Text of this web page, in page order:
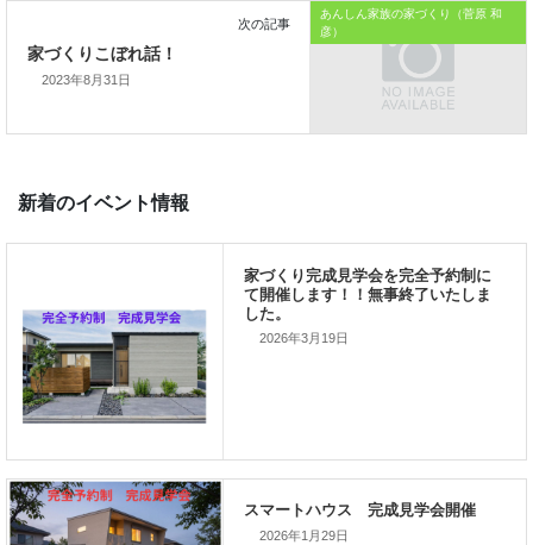
前の記事
家づくりこぼれ話！
あんしん家族の家づくり（菅原 和
彦）
家づくりこぼれ話！
2023年8月31日
2026年3月19日
2026年1月29日